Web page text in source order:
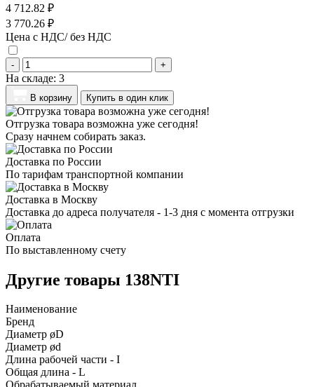
4 712.82 ₽
3 770.26 ₽
Цена с НДС/ без НДС
- +
На складе: 3
В корзину Купить в один клик
Отгрузка товара возможна уже сегодня!
Сразу начнем собирать заказ.
Доставка по России
По тарифам транспортной компании
Доставка в Москву
Доставка до адреса получателя - 1-3 дня с момента отгрузки
Оплата
По выставленному счету
Другие товары 138NTI
Наименование
Бренд
Диаметр øD
Диаметр ød
Длина рабочей части - I
Общая длина - L